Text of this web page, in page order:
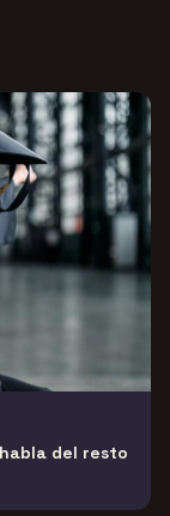
del resto